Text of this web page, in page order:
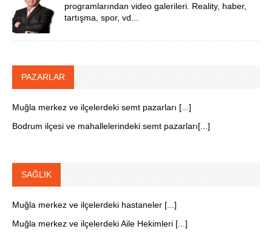
programlarından video galerileri. Reality, haber,
tartışma, spor, vd...
PAZARLAR
Muğla merkez ve ilçelerdeki semt pazarları [...]
Bodrum ilçesi ve mahallelerindeki semt pazarları[...]
SAĞLIK
Muğla merkez ve ilçelerdeki hastaneler [...]
Muğla merkez ve ilçelerdeki Aile Hekimleri [...]